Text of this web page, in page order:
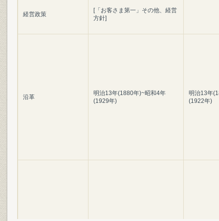
経営政策
[「お客さま第一」その他、経営
方針]
沿革
明治13年(1880年)~昭和4年
(1929年)
明治13年
(1922年)